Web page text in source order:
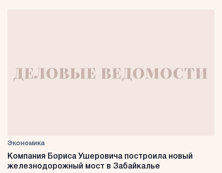
Экономика
Компания Бориса Ушеровича построила новый
железнодорожный мост в Забайкалье